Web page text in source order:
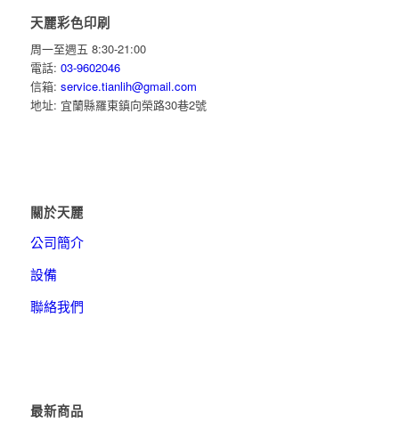
天麗彩色印刷
周一至週五 8:30-21:00
電話: 03-9602046
信箱: service.tianlih@gmail.com
地址: 宜蘭縣羅東鎮向榮路30巷2號
關於天麗
公司簡介
設備
聯絡我們
最新商品